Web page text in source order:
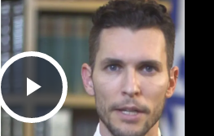
Play Video